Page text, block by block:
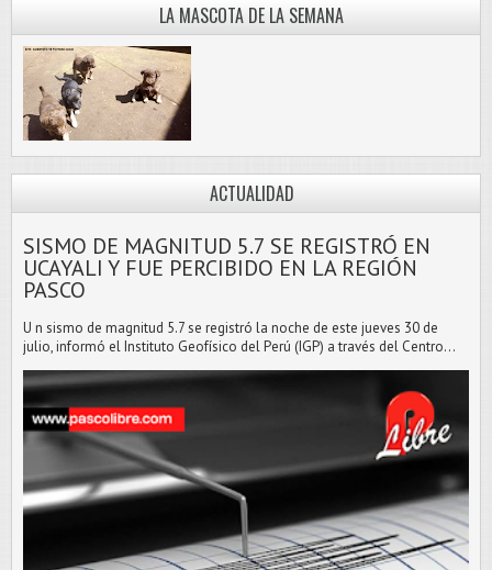
LA MASCOTA DE LA SEMANA
ACTUALIDAD
SISMO DE MAGNITUD 5.7 SE REGISTRÓ EN
UCAYALI Y FUE PERCIBIDO EN LA REGIÓN
PASCO
U n sismo de magnitud 5.7 se registró la noche de este jueves 30 de
julio, informó el Instituto Geofísico del Perú (IGP) a través del Centro...